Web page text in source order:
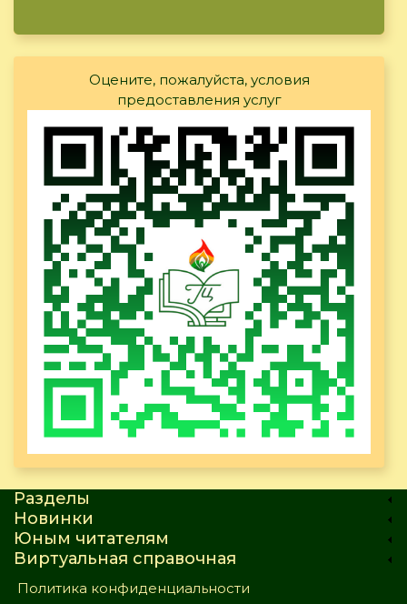
Оцените, пожалуйста, условия
предоставления услуг
Разделы
Новинки
Юным читателям
Виртуальная справочная
Политика конфиденциальности